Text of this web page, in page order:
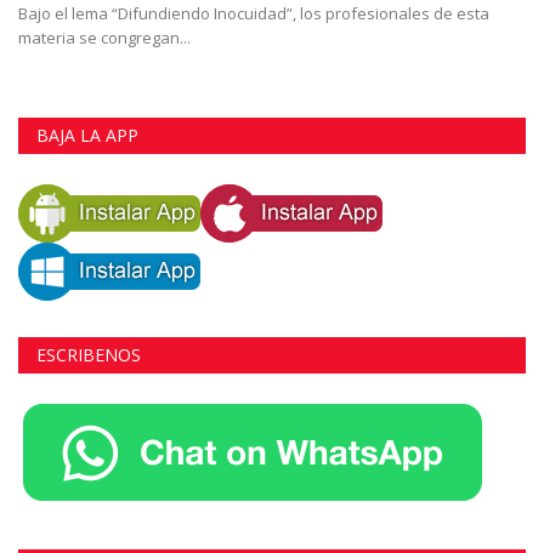
Bajo el lema “Difundiendo Inocuidad”, los profesionales de esta
materia se congregan...
BAJA LA APP
ESCRIBENOS